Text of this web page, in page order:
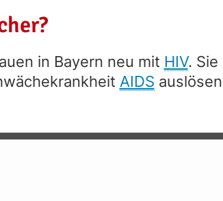
in Bayern neu mit HIV. Sie
AIDS